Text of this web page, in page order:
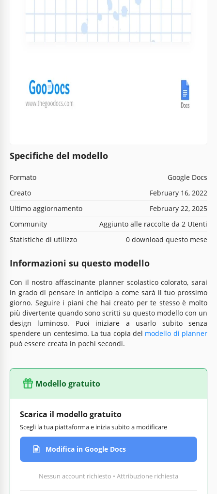
Specifiche del modello
Formato
Google Docs
Creato
February 16, 2022
Ultimo aggiornamento
February 22, 2025
Community
Aggiunto alle raccolte da 2 Utenti
Statistiche di utilizzo
0 download questo mese
Informazioni su questo modello
Con il nostro affascinante planner scolastico colorato, sarai
in grado di pensare in anticipo a come sarà il tuo prossimo
giorno. Seguire i piani che hai creato per te stesso è molto
più divertente quando sono scritti su questo modello con un
design luminoso. Puoi iniziare a usarlo subito senza
spendere un centesimo. La tua copia del modello di planner
può essere creata in pochi secondi.
Modello gratuito
Scarica il modello gratuito
Scegli la tua piattaforma e inizia subito a modificare
Modifica in Google Docs
Nessun account richiesto • Attribuzione richiesta